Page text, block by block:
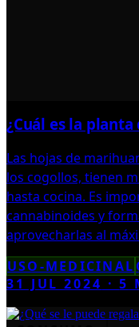
¿Cuál es la
Las hojas de
los cogollos, tienen
hasta cocina. Es
cannabinoides y
aprovecharlas al
USO-MEDICINAL
31 JUL 2024 ·5